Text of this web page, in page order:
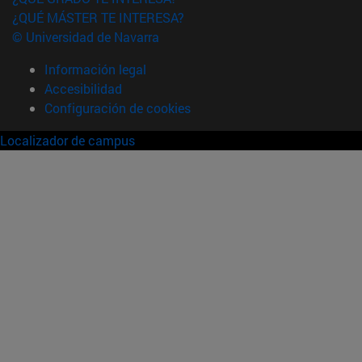
¿QUÉ MÁSTER TE INTERESA?
© Universidad de Navarra
Información legal
Accesibilidad
Configuración de cookies
Localizador de campus